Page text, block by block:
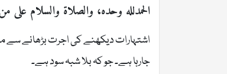
الحمدلله وحده، والصلاة والسلام على
اشتہارات دیکھنے کی اجرت بڑھانے سے
جارہا ہے۔ جو کہ بلا شبہ سود ہے۔